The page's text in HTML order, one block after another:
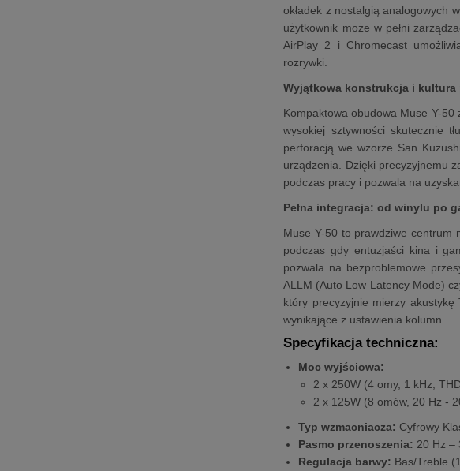
okładek z nostalgią analogowych
użytkownik może w pełni
AirPlay 2 i Chromecast
rozrywki.
Wyjątkowa konstrukcja i kultura
Kompaktowa obudowa Muse Y-50
wysokiej sztywności skutecznie
perforacją we wzorze San
urządzenia. Dzięki precyzyjnemu
podczas pracy i pozwala na
Pełna integracja: od winylu po
Muse Y-50 to prawdziwe centrum
podczas gdy entuzjaści kina i
pozwala na bezproblemowe
ALLM (Auto Low Latency Mode)
który precyzyjnie mierzy
wynikające z ustawienia kolumn.
Specyfikacja techniczna:
Moc wyjściowa:
2 x 250W (4 omy, 1 kHz,
2 x 125W (8 omów, 20 Hz -
Typ wzmacniacza: Cyfrowy
Pasmo przenoszenia: 20 Hz –
Regulacja barwy: Bas/Treble